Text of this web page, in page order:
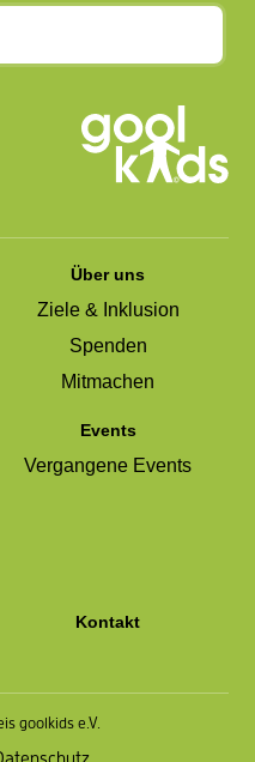
Über uns
Ziele & Inklusion
Spenden
Mitmachen
Events
Vergangene Events
Kontakt
goolkids e.V.